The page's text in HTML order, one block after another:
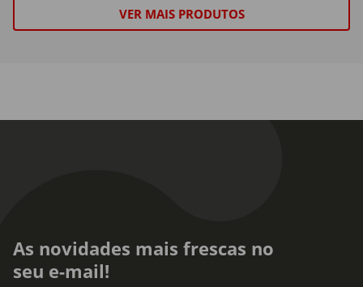
VER MAIS PRODUTOS
As novidades mais frescas no
seu e-mail!